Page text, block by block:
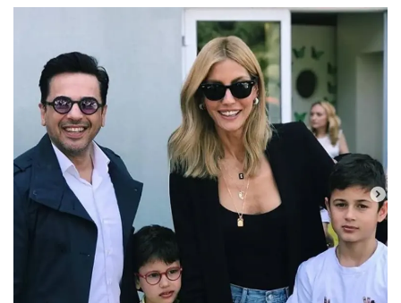
Çağla Şıkel ile Emre Altuğ 2007 yılında nikah masasına
oturmuş, 2015 yılında boşanmıştı…